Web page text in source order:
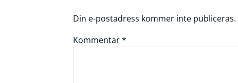
Din e-postadress kommer inte publiceras.
Kommentar*